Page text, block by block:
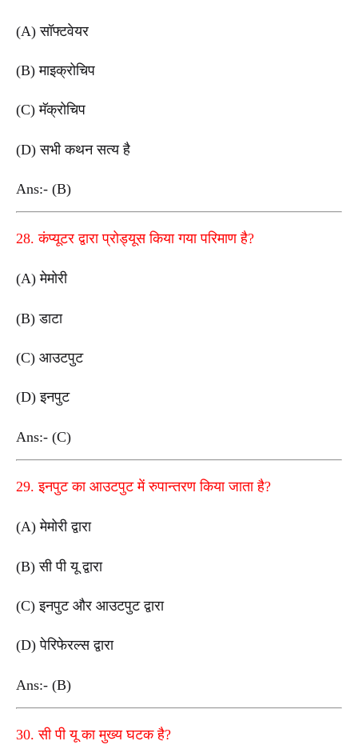
(A) सॉफ्टवेयर
(B) माइक्रोचिप
(C) मॅक्रोचिप
(D) सभी कथन सत्य है
Ans:- (B)
28. कंप्यूटर द्वारा प्रोड्यूस किया गया परिमाण है?
(A) मेमोरी
(B) डाटा
(C) आउटपुट
(D) इनपुट
Ans:- (C)
29. इनपुट का आउटपुट में रुपान्तरण किया जाता है?
(A) मेमोरी द्वारा
(B) सी पी यू द्वारा
(C) इनपुट और आउटपुट द्वारा
(D) पेरिफेरल्स द्वारा
Ans:- (B)
30. सी पी यू का मुख्य घटक है?